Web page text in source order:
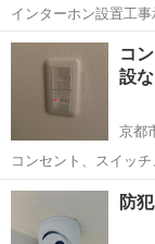
インターホン設置工事承ります。 設置基本料
場合は別途費用 お気軽にお問い合わせ下さい。 その他電気工事も対応
いたしますので投稿一覧よりご
断りいたします。
京都 京都市
コ
設
京都
コンセント、スイッ
なども行います。 そ
問
京都 京都市
防